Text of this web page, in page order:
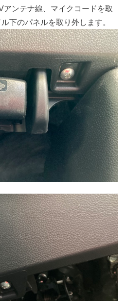
ンテナ線、マイクコードを取
下のパネルを取り外します。